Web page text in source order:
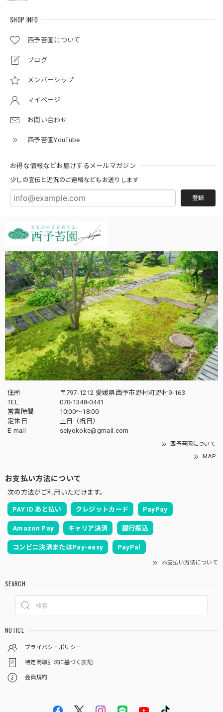
SHOP INFO
西予苔園について
ブログ
メンバーシップ
マイページ
お問い合わせ
西予苔園YouTube
お得な情報などお届けするメールマガジン
少しの宣伝と近況のご連絡などもお送りします
登録
住所
〒797-1212 愛媛県西予市野村町野村9-163
TEL
070-1348-0441
営業時間
10:00〜18:00
定休日
土日（祝日）
E-mail
seiyokoke@gmail.com
西予苔園について
MAP
お支払い方法について
次の方法がご利用いただけます。
PAY ID あと払い クレジットカード PayPay
Amazon Pay キャリア決済 銀行振込
コンビニ決済またはPay-easy PayPal
お支払い方法について
SEARCH
NOTICE
プライバシーポリシー
特定商取引法に基づく表記
会員規約